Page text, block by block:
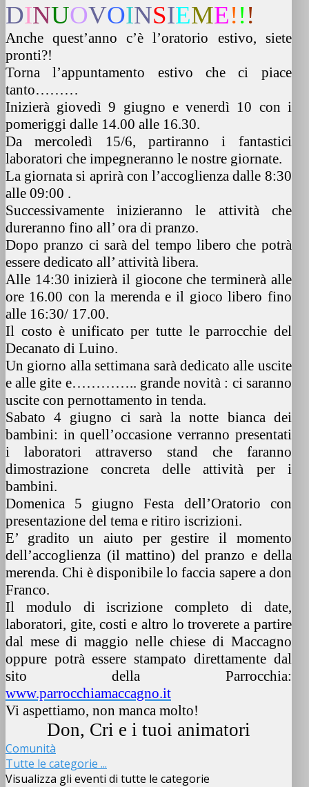
DINUOVOINSIEME!!
Anche quest’anno c’è l’oratorio estivo, siete
pronti?!
Torna l’appuntamento estivo che ci piace
tanto………
Inizierà giovedì 9 giugno e venerdì 10 con i
pomeriggi dalle 14.00 alle 16.30.
Da mercoledì 15/6, partiranno i fantastici
laboratori che impegneranno le nostre giornate.
La giornata si aprirà con l’accoglienza dalle 8:30
alle 09:00 .
Successivamente inizieranno le attività che
dureranno fino all’ ora di pranzo.
Dopo pranzo ci sarà del tempo libero che potrà
essere dedicato all’ attività libera.
Alle 14:30 inizierà il giocone che terminerà alle
ore 16.00 con la merenda e il gioco libero fino
alle 16:30/ 17.00.
Il costo è unificato per tutte le parrocchie del
Decanato di Luino.
Un giorno alla settimana sarà dedicato alle uscite
e alle gite e………….. grande novità : ci saranno
uscite con pernottamento in tenda.
Sabato 4 giugno ci sarà la notte bianca dei
bambini: in quell’occasione verranno presentati
i laboratori attraverso stand che faranno
dimostrazione concreta delle attività per i
bambini.
Domenica 5 giugno Festa dell’Oratorio con
presentazione del tema e ritiro iscrizioni.
E’ gradito un aiuto per gestire il momento
dell’accoglienza (il mattino) del pranzo e della
merenda. Chi è disponibile lo faccia sapere a don
Franco.
Il modulo di iscrizione completo di date,
laboratori, gite, costi e altro lo troverete a partire
dal mese di maggio nelle chiese di Maccagno
oppure potrà essere stampato direttamente dal
sito della Parrocchia:
www.parrocchiamaccagno.it
Vi aspettiamo, non manca molto!
Don, Cri e i tuoi animatori
Comunità
Tutte le categorie ...
Visualizza gli eventi di tutte le categorie